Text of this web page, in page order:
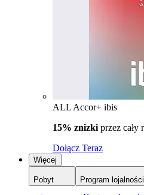
ALL Accor+ ibis
15% znizki przez cały
Dołącz Teraz
Więcej
Pobyt Program